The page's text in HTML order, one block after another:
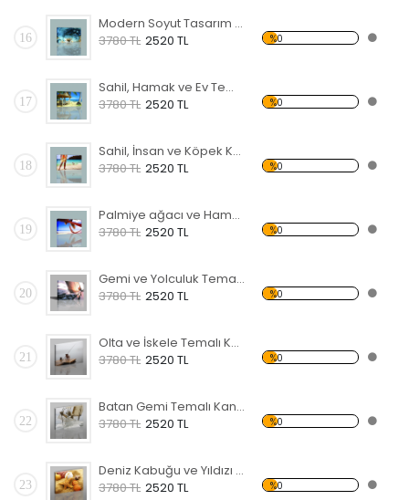
16
Modern Soyut Tasarım 28 Kanvas Tablo
3780 TL 2520 TL %0
17
Sahil, Hamak ve Ev Temalı Kanvas Tablo
3780 TL 2520 TL %0
18
Sahil, İnsan ve Köpek Kanvas Tablo
3780 TL 2520 TL %0
19
Palmiye ağacı ve Hamak Kanvas Tablo
3780 TL 2520 TL %0
20
Gemi ve Yolculuk Temalı Kanvas Tablo
3780 TL 2520 TL %0
21
Olta ve İskele Temalı Kanvas Tablo
3780 TL 2520 TL %0
22
Batan Gemi Temalı Kanvas Tablo
3780 TL 2520 TL %0
23
Deniz Kabuğu ve Yıldızı Kanvas Tablo
3780 TL 2520 TL %0